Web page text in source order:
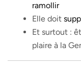
ramollir
Elle doit
Et surtout :
plaire à la